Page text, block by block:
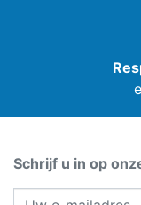
Schrijf u in op